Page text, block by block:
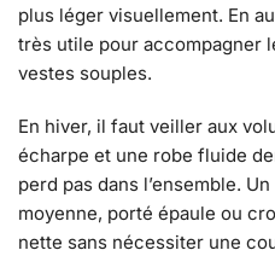
plus léger visuellement. En
très utile pour accompagner
vestes souples.
En hiver, il faut veiller aux
écharpe et une robe fluide
perd pas dans l’ensemble.
moyenne, porté épaule ou
nette sans nécessiter une